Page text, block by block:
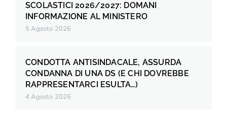
SCOLASTICI 2026/2027: DOMANI
INFORMAZIONE AL MINISTERO
5 Agosto 2026
CONDOTTA ANTISINDACALE, ASSURDA
CONDANNA DI UNA DS (E CHI DOVREBBE
RAPPRESENTARCI ESULTA…)
4 Agosto 2026